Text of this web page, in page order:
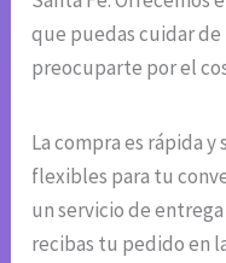
que puedas cuidar
preocuparte por el
La compra es rápida
flexibles para tu
un servicio de
recibas tu pedido en